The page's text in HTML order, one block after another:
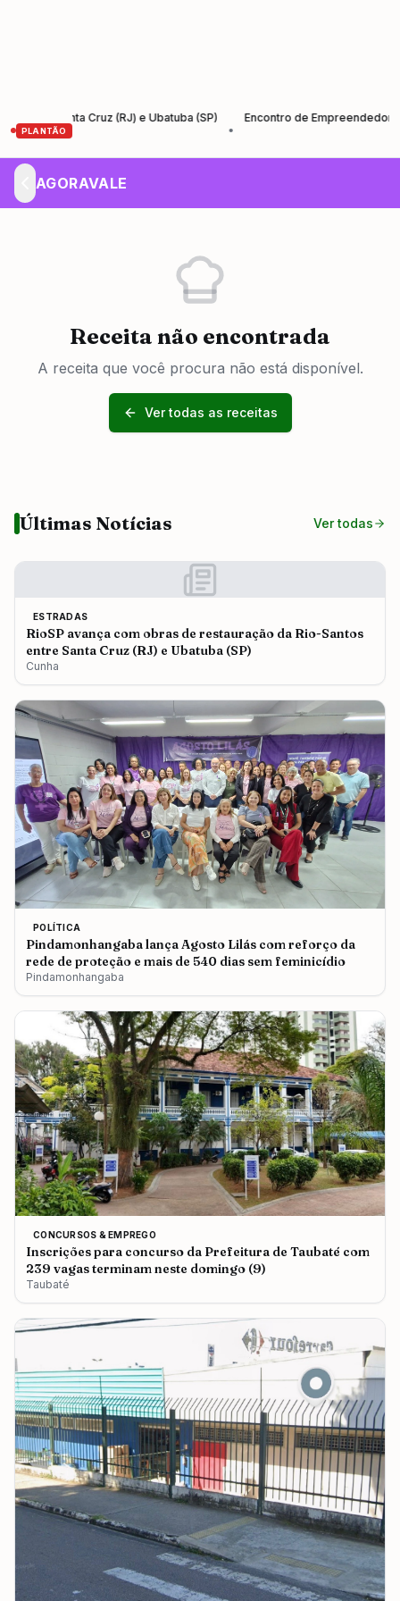
PLANTÃO
Santa Cruz (RJ) e Ubatuba (SP)
Encontro de Empreendedores –
AGORAVALE
Receita não encontrada
A receita que você procura não está disponível.
Ver todas as receitas
Últimas Notícias Ver todas
ESTRADAS
RioSP avança com obras de restauração da Rio-Santos
entre Santa Cruz (RJ) e Ubatuba (SP)
Cunha
POLÍTICA
Pindamonhangaba lança Agosto Lilás com reforço da
rede de proteção e mais de 540 dias sem feminicídio
Pindamonhangaba
CONCURSOS & EMPREGO
Inscrições para concurso da Prefeitura de Taubaté com
239 vagas terminam neste domingo (9)
Taubaté